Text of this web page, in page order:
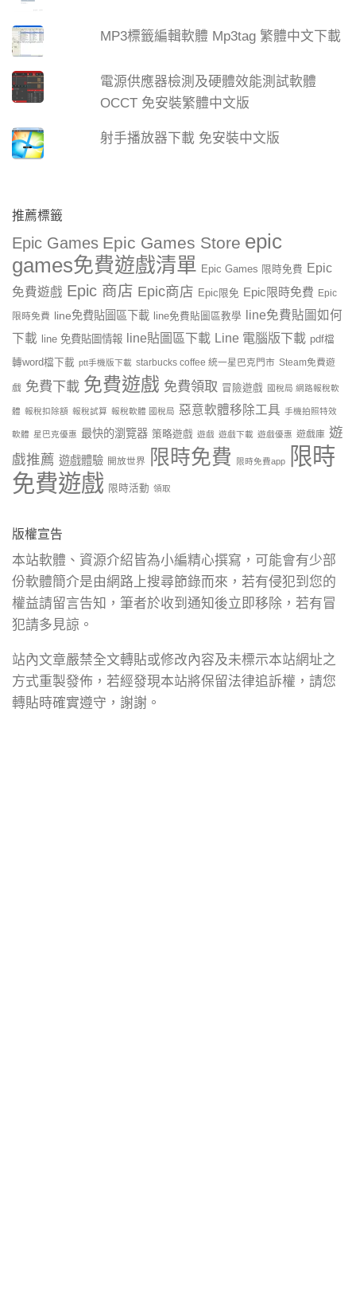
MP3標籤編輯軟體 Mp3tag 繁體中文下載
電源供應器檢測及硬體效能測試軟體
OCCT 免安裝繁體中文版
射手播放器下載 免安裝中文版
推薦標籤
Epic Games Epic Games Store epic
games免費遊戲清單 Epic Games 限時免費 Epic
免費遊戲 Epic 商店 Epic商店 Epic限免 Epic限時免費 Epic
限時免費 line免費貼圖區下載 line免費貼圖區教學
line免費貼圖如何
下載 line 免費貼圖情報 line貼圖區下載 Line 電腦版下載 pdf檔
轉word檔下載 ptt手機版下載 starbucks coffee 統一星巴克門市 Steam免費遊
戲 免費下載 免費遊戲 免費領取 冒險遊戲 國稅局 網路報稅軟
體 報稅扣除額 報稅試算 報稅軟體 國稅局 惡意軟體移除工具 手機拍照特效
軟體 星巴克優惠 最快的瀏覽器 策略遊戲 遊戲 遊戲下載 遊戲優惠 遊戲庫 遊
戲推薦 遊戲體驗 開放世界 限時免費 限時免費app
限時
免費遊戲 限時活動 領取
版權宣告
本站軟體、資源介紹皆為小編精心撰寫，可能會有少部
份軟體簡介是由網路上搜尋節錄而來，若有侵犯到您的
權益請留言告知，筆者於收到通知後立即移除，若有冒
犯請多見諒。
站內文章嚴禁全文轉貼或修改內容及未標示本站網址之
方式重製發佈，若經發現本站將保留法律追訴權，請您
轉貼時確實遵守，謝謝。